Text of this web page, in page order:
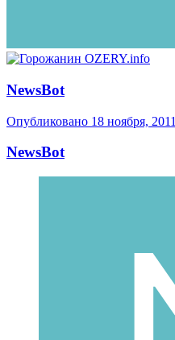
NewsBot
Опубликовано 18 ноября, 2011
NewsBot